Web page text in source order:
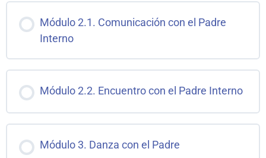
Módulo 2.1. Comunicación con el Padre
Interno
Módulo 2.2. Encuentro con el Padre Interno
Módulo 3. Danza con el Padre